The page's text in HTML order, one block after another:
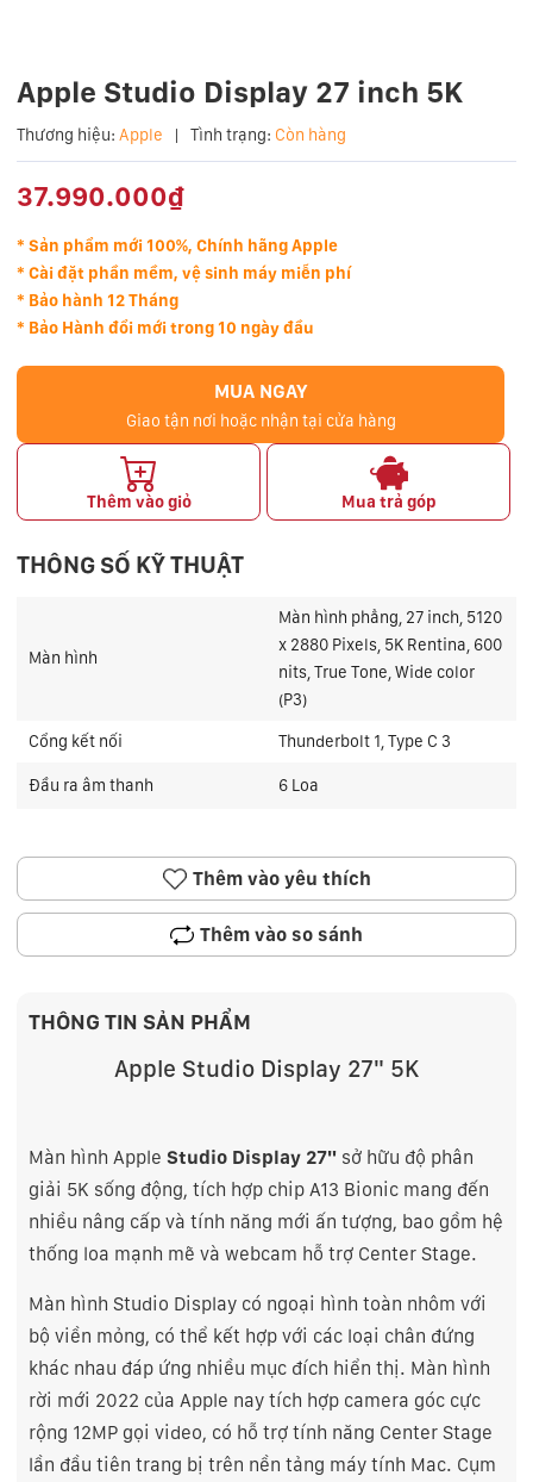
Apple Studio Display 27 inch 5K
Thương hiệu: Apple | Tình trạng: Còn hàng
37.990.000₫
* Sản phẩm mới 100%, Chính hãng Apple
* Cài đặt phần mềm, vệ sinh máy miễn phí
* Bảo hành 12 Tháng
* Bảo Hành đổi mới trong 10 ngày đầu
MUA NGAY
Giao tận nơi hoặc nhận tại cửa hàng
Thêm vào giỏ Mua trả góp
THÔNG SỐ KỸ THUẬT
Màn hình
Màn hình phẳng, 27 inch, 5120
x 2880 Pixels, 5K Rentina, 600
nits, True Tone, Wide color
(P3)
Cổng kết nối Thunderbolt 1, Type C 3
Đầu ra âm thanh 6 Loa
Thêm vào yêu thích
Thêm vào so sánh
THÔNG TIN SẢN PHẨM
Apple Studio Display 27" 5K
Màn hình Apple Studio Display 27" sở hữu độ phân
giải 5K sống động, tích hợp chip A13 Bionic mang đến
nhiều nâng cấp và tính năng mới ấn tượng, bao gồm hệ
thống loa mạnh mẽ và webcam hỗ trợ Center Stage.
Màn hình Studio Display có ngoại hình toàn nhôm với
bộ viền mỏng, có thể kết hợp với các loại chân đứng
khác nhau đáp ứng nhiều mục đích hiển thị. Màn hình
rời mới 2022 của Apple nay tích hợp camera góc cực
rộng 12MP gọi video, có hỗ trợ tính năng Center Stage
lần đầu tiên trang bị trên nền tảng máy tính Mac. Cụm